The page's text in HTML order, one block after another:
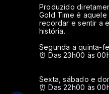
Produzido
Gold Time é aquele
recordar e sentir a
história.
Segunda a quinta-
⏰ Das 23h00 às
Sexta, sábado e
⏰ Das 22h00 às